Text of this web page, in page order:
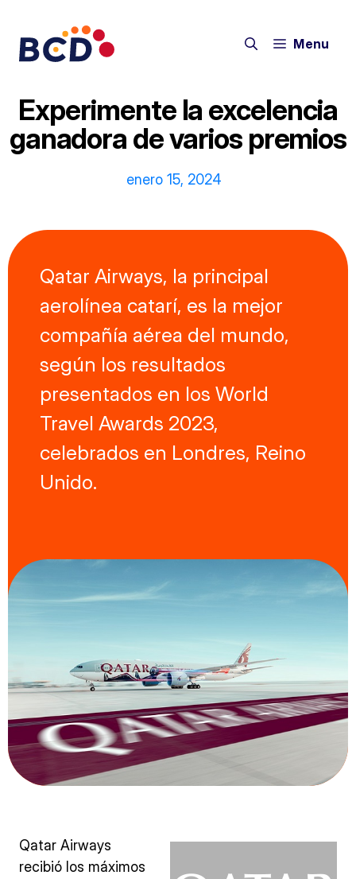
contenido
Menu
Experimente la excelencia
ganadora de varios premios
enero 15, 2024
Qatar Airways, la principal
aerolínea catarí, es la mejor
compañía aérea del mundo,
según los resultados
presentados en los World
Travel Awards 2023,
celebrados en Londres, Reino
Unido.
Qatar Airways
recibió los máximos